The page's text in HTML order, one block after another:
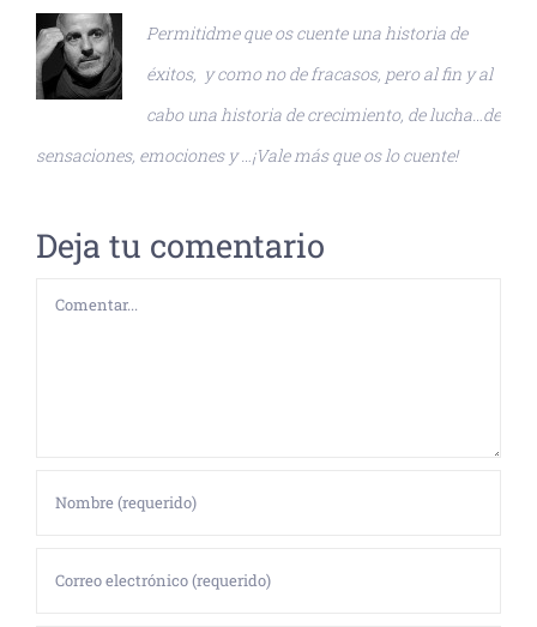
Permitidme que os cuente una historia de
éxitos, y como no de fracasos, pero al fin y al
cabo una historia de crecimiento, de lucha…de
sensaciones, emociones y …¡Vale más que os lo cuente!
Deja tu comentario
Comentar